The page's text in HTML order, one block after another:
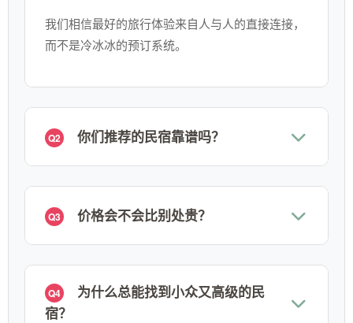
我们相信最好的旅行体验来自人与人的直接连接，
而不是冷冰冰的预订系统。
Q2 你们推荐的民宿靠谱吗？
Q3 价格会不会比别处贵？
Q4
为什么总能找到小众又高级的民
宿？